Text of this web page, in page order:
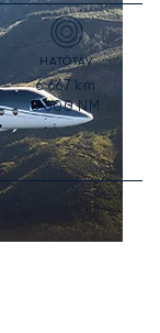
HATÓTÁV
6 667 km
3 600NM